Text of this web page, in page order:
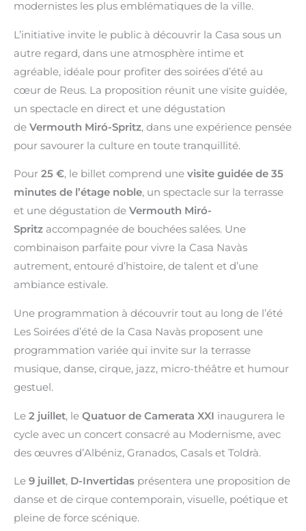
modernistes les plus emblématiques de la ville.
L’initiative invite le public à découvrir la Casa sous un
autre regard, dans une atmosphère intime et
agréable, idéale pour profiter des soirées d’été au
cœur de Reus. La proposition réunit une visite guidée,
un spectacle en direct et une dégustation
de Vermouth Miró-Spritz, dans une expérience pensée
pour savourer la culture en toute tranquillité.
Pour 25 €, le billet comprend une visite guidée de 35
minutes de l’étage noble, un spectacle sur la terrasse
et une dégustation de Vermouth Miró-
Spritz accompagnée de bouchées salées. Une
combinaison parfaite pour vivre la Casa Navàs
autrement, entouré d’histoire, de talent et d’une
ambiance estivale.
Une programmation à découvrir tout au long de l’été
Les Soirées d’été de la Casa Navàs proposent une
programmation variée qui invite sur la terrasse
musique, danse, cirque, jazz, micro-théâtre et humour
gestuel.
Le 2 juillet, le Quatuor de Camerata XXI inaugurera le
cycle avec un concert consacré au Modernisme, avec
des œuvres d’Albéniz, Granados, Casals et Toldrà.
Le 9 juillet, D-Invertidas présentera une proposition de
danse et de cirque contemporain, visuelle, poétique et
pleine de force scénique.